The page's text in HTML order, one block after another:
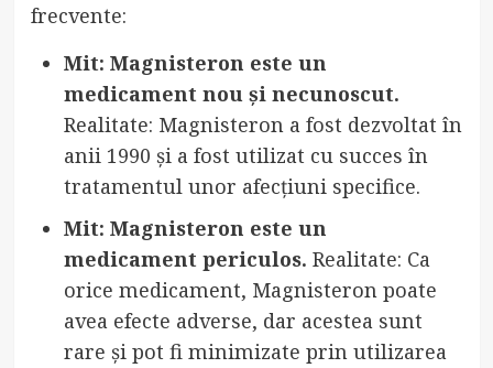
frecvente:
Mit: Magnisteron este un
medicament nou și necunoscut.
Realitate: Magnisteron a fost dezvoltat în
anii 1990 și a fost utilizat cu succes în
tratamentul unor afecțiuni specifice.
Mit: Magnisteron este un
medicament periculos. Realitate: Ca
orice medicament, Magnisteron poate
avea efecte adverse, dar acestea sunt
rare și pot fi minimizate prin utilizarea